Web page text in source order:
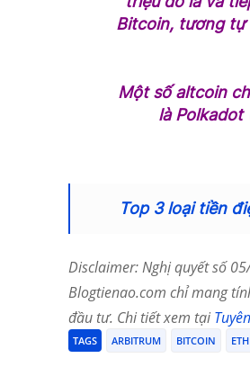
Bitcoin, tương tự
Một số altcoin
là Polkadot
Top 3 loại tiền
Disclaimer: Nghị quyết số
Blogtienao.com chỉ mang
đầu tư. Chi tiết xem tại
TAGS ARBITRUM BITCOIN ETH